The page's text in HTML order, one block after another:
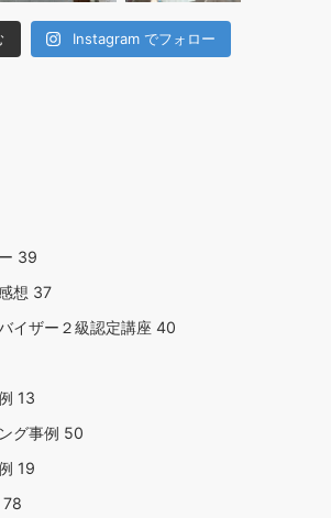
Instagram でフォロー
39
想 37
イザー２級認定講座 40
13
グ事例 50
19
78